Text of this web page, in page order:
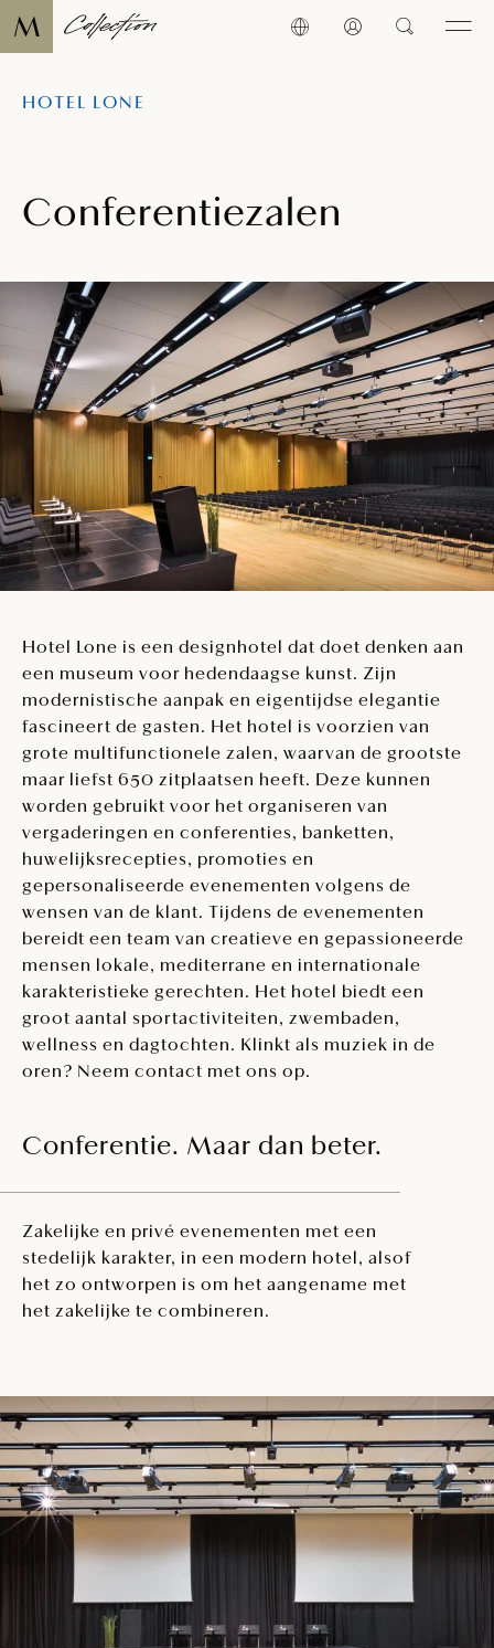
HOTEL LONE
Conferentiezalen
Hotel Lone is een designhotel dat doet denken aan
een museum voor hedendaagse kunst. Zijn
modernistische aanpak en eigentijdse elegantie
fascineert de gasten. Het hotel is voorzien van
grote multifunctionele zalen, waarvan de grootste
maar liefst 650 zitplaatsen heeft. Deze kunnen
worden gebruikt voor het organiseren van
vergaderingen en conferenties, banketten,
huwelijksrecepties, promoties en
gepersonaliseerde evenementen volgens de
wensen van de klant. Tijdens de evenementen
bereidt een team van creatieve en gepassioneerde
mensen lokale, mediterrane en internationale
karakteristieke gerechten. Het hotel biedt een
groot aantal sportactiviteiten, zwembaden,
wellness en dagtochten. Klinkt als muziek in de
oren? Neem contact met ons op.
Conferentie. Maar dan beter.
Zakelijke en privé evenementen met een
stedelijk karakter, in een modern hotel, alsof
het zo ontworpen is om het aangename met
het zakelijke te combineren.